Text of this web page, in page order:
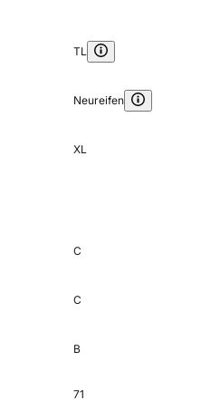
TL
Neureifen
XL
C
C
B
71